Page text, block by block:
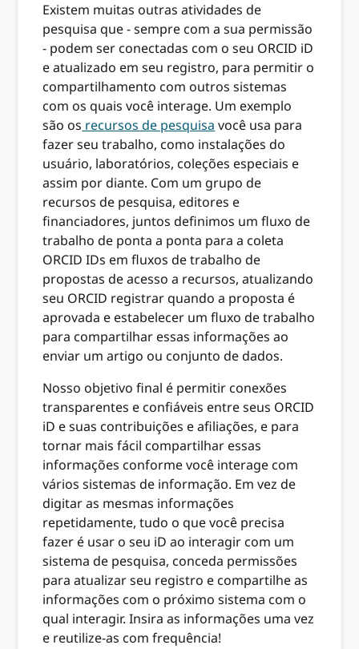
Existem muitas outras atividades de
pesquisa que - sempre com a sua permissão
- podem ser conectadas com o seu ORCID iD
e atualizado em seu registro, para permitir o
compartilhamento com outros sistemas
com os quais você interage. Um exemplo
são os recursos de pesquisa você usa para
fazer seu trabalho, como instalações do
usuário, laboratórios, coleções especiais e
assim por diante. Com um grupo de
recursos de pesquisa, editores e
financiadores, juntos definimos um fluxo de
trabalho de ponta a ponta para a coleta
ORCID IDs em fluxos de trabalho de
propostas de acesso a recursos, atualizando
seu ORCID registrar quando a proposta é
aprovada e estabelecer um fluxo de trabalho
para compartilhar essas informações ao
enviar um artigo ou conjunto de dados.
Nosso objetivo final é permitir conexões
transparentes e confiáveis ​​entre seus ORCID
iD e suas contribuições e afiliações, e para
tornar mais fácil compartilhar essas
informações conforme você interage com
vários sistemas de informação. Em vez de
digitar as mesmas informações
repetidamente, tudo o que você precisa
fazer é usar o seu iD ao interagir com um
sistema de pesquisa, conceda permissões
para atualizar seu registro e compartilhe as
informações com o próximo sistema com o
qual interagir. Insira as informações uma vez
e reutilize-as com frequência!